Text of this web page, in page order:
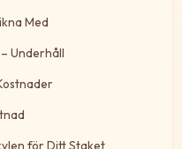
Med
Underhåll
för Ditt Staket